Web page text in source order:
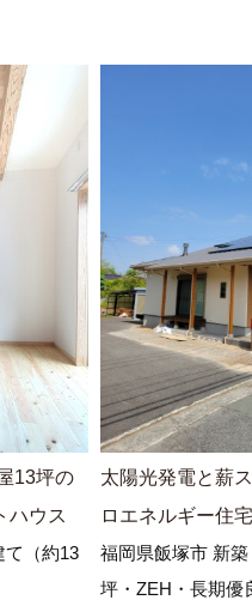
13坪の
ハウス
て（約13
太陽光発電と薪
ロエネルギー住宅
福岡県飯塚市 新
坪・ZEH・長期優